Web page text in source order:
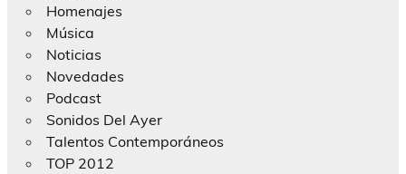
Homenajes
Música
Noticias
Novedades
Podcast
Sonidos Del Ayer
Talentos Contemporáneos
TOP 2012